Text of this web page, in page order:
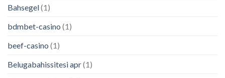
Bahsegel(1)
bdmbet-casino (1)
beef-casino (1)
Belugabahissitesi apr(1)